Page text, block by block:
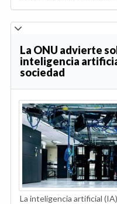
La ONU advierte
inteligencia
sociedad
La inteligencia artificial